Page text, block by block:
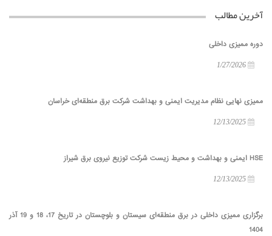
آخرین مطالب
دوره ممیزی داخلی
ممیزی نهایی نظام مدیریت ایمنی و بهداشت شرکت برق منطقه‌ای خراسان
HSE ایمنی و بهداشت و محیط زیست شرکت توزیع نیروی برق شیراز
برگزاری ممیزی داخلی در برق منطقه‌ای سیستان و بلوچستان در تاریخ 17، 18 و 19 آذر
1404